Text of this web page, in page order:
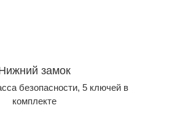
замок
безопасности, 5 ключей в
комплекте